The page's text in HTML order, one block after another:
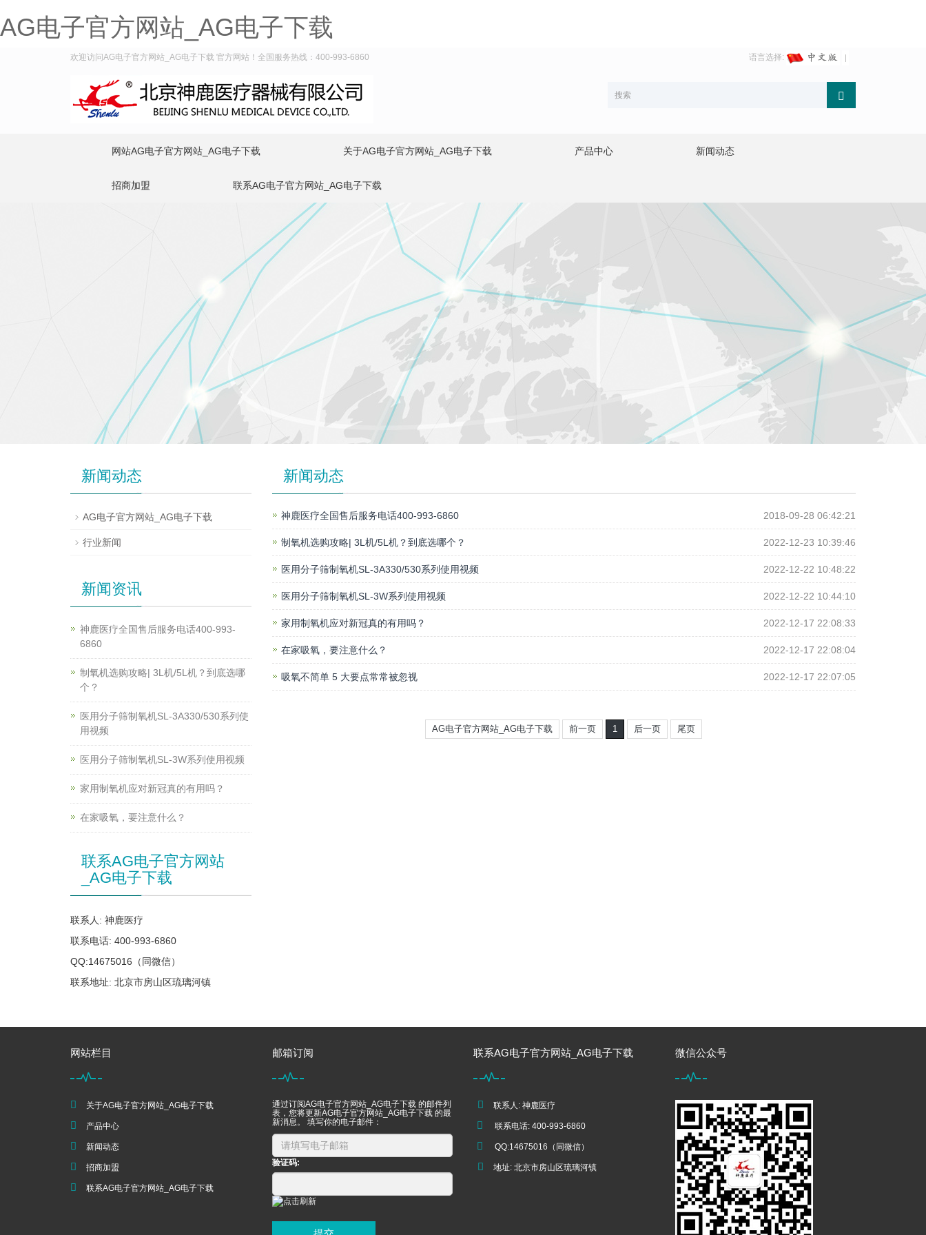
AG电子官方网站_AG电子下载
欢迎访问AG电子官方网站_AG电子下载 官方网站！全国服务热线：400-993-6860 语言选择:
网站AG电子官方网站_AG电子下载 关于AG电子官方网站_AG电子下载 产品中心 新闻动态
招商加盟 联系AG电子官方网站_AG电子下载
新闻动态
神鹿医疗全国售后服务电话400-993-6860 2018-09-28 06:42:21
制氧机选购攻略| 3L机/5L机？到底选哪个？ 2022-12-23 10:39:46
医用分子筛制氧机SL-3A330/530系列使用视频 2022-12-22 10:48:22
医用分子筛制氧机SL-3W系列使用视频 2022-12-22 10:44:10
家用制氧机应对新冠真的有用吗？ 2022-12-17 22:08:33
在家吸氧，要注意什么？ 2022-12-17 22:08:04
吸氧不简单 5 大要点常常被忽视 2022-12-17 22:07:05
AG电子官方网站_AG电子下载 前一页 1 后一页 尾页
新闻动态
AG电子官方网站_AG电子下载
行业新闻
新闻资讯
神鹿医疗全国售后服务电话400-993-
6860
制氧机选购攻略| 3L机/5L机？到底选哪
个？
医用分子筛制氧机SL-3A330/530系列使
用视频
医用分子筛制氧机SL-3W系列使用视频
家用制氧机应对新冠真的有用吗？
在家吸氧，要注意什么？
联系AG电子官方网站
_AG电子下载
联系人: 神鹿医疗
联系电话: 400-993-6860
QQ:14675016（同微信）
联系地址: 北京市房山区琉璃河镇
网站栏目
关于AG电子官方网站_AG电子下载
产品中心
新闻动态
招商加盟
联系AG电子官方网站_AG电子下载
邮箱订阅
通过订阅AG电子官方网站_AG电子下载 的邮件列
表，您将更新AG电子官方网站_AG电子下载 的最
新消息。 填写你的电子邮件：
验证码:
联系AG电子官方网站_AG电子下载
联系人: 神鹿医疗
联系电话: 400-993-6860
QQ:14675016（同微信）
地址: 北京市房山区琉璃河镇
微信公众号